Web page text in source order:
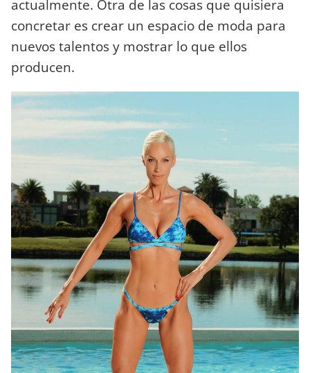
actualmente. Otra de las cosas que quisiera
concretar es crear un espacio de moda para
nuevos talentos y mostrar lo que ellos
producen.